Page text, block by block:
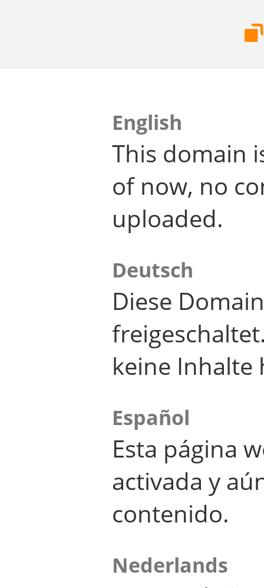
English
This domain
of now, no
uploaded.
Deutsch
Diese
keine Inhalte
Español
Esta página
activada y
contenido.
Nederlands